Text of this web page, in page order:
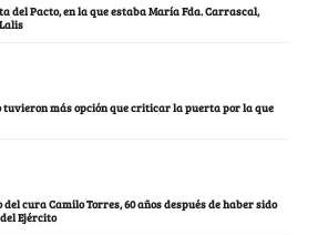
del Pacto, en la que estaba María Fda. Carrascal,
tuvieron más opción que criticar la puerta por la que
cura Camilo Torres, 60 años después de haber sido
Ejército